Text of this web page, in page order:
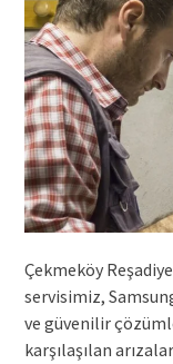
Çekmeköy
servisimiz,
ve güvenilir
karşılaşılan